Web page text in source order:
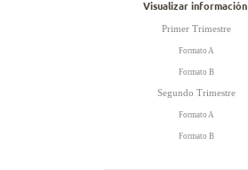
Visualizar información
Primer Trimestre
Formato A
Formato B
Segundo Trimestre
Formato A
Formato B